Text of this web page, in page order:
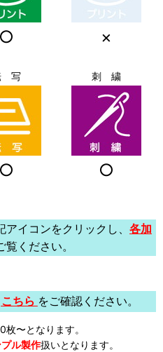
○ ×
写 刺 繍
○ ○
イコンをクリックし、 各加
覧ください。
こちら をご確認ください。
〜となります。
ル製作扱いとなります。